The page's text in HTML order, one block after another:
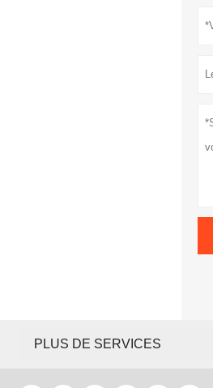
PLUS DE SERVICES